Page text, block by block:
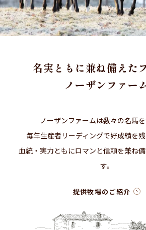
名実ともに兼ね備えた
ノーザンファー
ノーザンファームは数々の名馬を
毎年生産者リーディングで好成績を残
血統・実力ともにロマンと信頼を兼ね
す。
提供牧場のご紹介